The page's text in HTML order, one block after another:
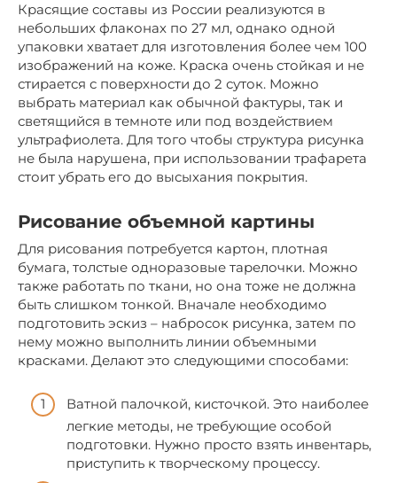
Красящие составы из России реализуются в
небольших флаконах по 27 мл, однако одной
упаковки хватает для изготовления более чем 100
изображений на коже. Краска очень стойкая и не
стирается с поверхности до 2 суток. Можно
выбрать материал как обычной фактуры, так и
светящийся в темноте или под воздействием
ультрафиолета. Для того чтобы структура рисунка
не была нарушена, при использовании трафарета
стоит убрать его до высыхания покрытия.
Рисование объемной картины
Для рисования потребуется картон, плотная
бумага, толстые одноразовые тарелочки. Можно
также работать по ткани, но она тоже не должна
быть слишком тонкой. Вначале необходимо
подготовить эскиз – набросок рисунка, затем по
нему можно выполнить линии объемными
красками. Делают это следующими способами:
Ватной палочкой, кисточкой. Это наиболее
легкие методы, не требующие особой
подготовки. Нужно просто взять инвентарь,
приступить к творческому процессу.